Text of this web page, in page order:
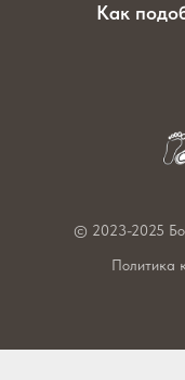
Как
© 2023-2025
Политика